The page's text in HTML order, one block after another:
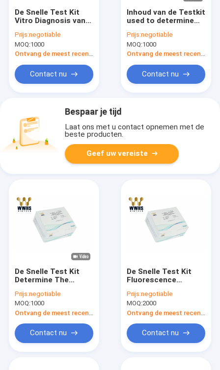
De Snelle Test Kit
Vitro Diagnosis van
Maanden Garantie
Prijs:negotiable
MOQ:1000
Ontvang de meest recente Prijs
Contact nu
Inhoud van de Testkit
used to determine
Procalcitoninpct de
Snelle van
Procalcitonin (PCT)
Bloedplasma en
Serum
Prijs:negotiable
MOQ:1000
Ontvang de meest recente Prijs
Contact nu
Bespaar je tijd
Laat ons met u contact opnemen met de
beste producten.
Geef uw vereiste
De Snelle Test Kit
Determine The
Procalcitonin van
Procalcitoninpct
voor Hulpdiagnose
Prijs:negotiable
MOQ:1000
Contact nu
De Snelle Test Kit
Fluorescence
Cassette van PCT
Prijs:negotiable
MOQ:2000
Contact nu